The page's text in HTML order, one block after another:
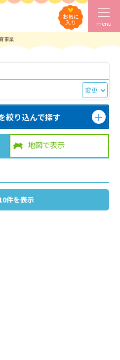
menu
お気に
入り
事業
変更
絞り込んで探す
地図で表示
件を表示